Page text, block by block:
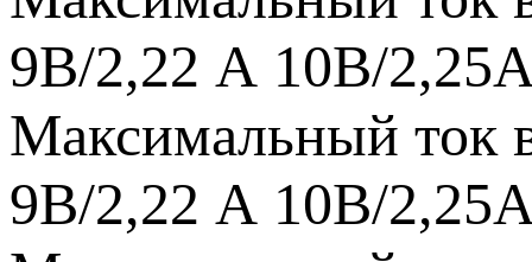
9В/2,22 А 10В/
Максимальный ток
9В/2,22 А 10В/